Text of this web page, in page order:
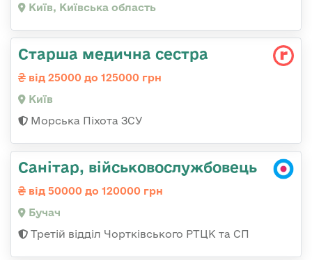
Київ, Київська область
Старша медична сестра
від 25000 до 125000 грн
Київ
Морська Піхота ЗСУ
Санітар, військовослужбовець
від 50000 до 120000 грн
Бучач
Третій відділ Чортківського РТЦК та СП